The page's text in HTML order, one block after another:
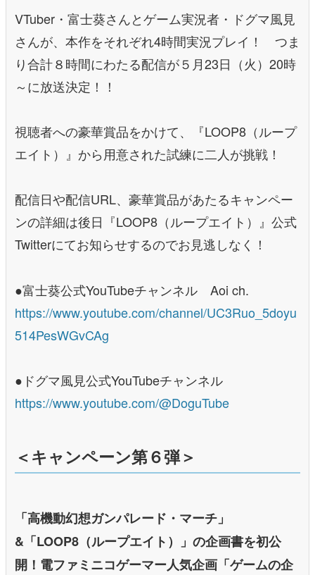
VTuber・富士葵さんとゲーム実況者・ドグマ風見
さんが、本作をそれぞれ4時間実況プレイ！ つま
り合計８時間にわたる配信が５月23日（火）20時
～に放送決定！！
視聴者への豪華賞品をかけて、『LOOP8（ループ
エイト）』から用意された試練に二人が挑戦！
配信日や配信URL、豪華賞品があたるキャンペー
ンの詳細は後日『LOOP8（ループエイト）』公式
Twitterにてお知らせするのでお見逃しなく！
●富士葵公式YouTubeチャンネル Aoi ch.
https://www.youtube.com/channel/UC3Ruo_5doyu
514PesWGvCAg
●ドグマ風見公式YouTubeチャンネル
https://www.youtube.com/@DoguTube
＜キャンペーン第６弾＞
「高機動幻想ガンパレード・マーチ」
&「LOOP8（ループエイト）」の企画書を初公
開！電ファミニコゲーマー人気企画「ゲームの企